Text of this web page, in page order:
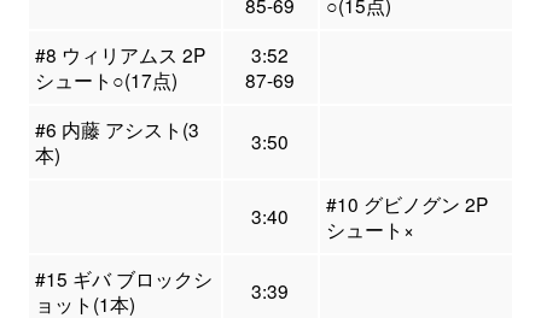
#8 ウィリアムス 2P
シュート○(17点)
3:52
87-69
#6 内藤 アシスト(3
本)
3:50
3:40
#10 グビノグン 2P
シュート×
#15 ギバ ブロックシ
ョット(1本)
3:39